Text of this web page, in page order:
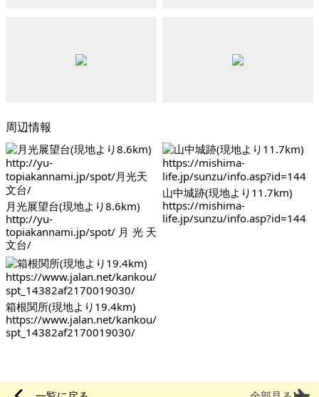
周辺情報
月光展望台(現地より8.6km)
http://yu-
topiakannami.jp/spot/月光天
文台/
山中城跡(現地より11.7km)
https://mishima-
life.jp/sunzu/info.asp?id=144
箱根関所(現地より19.4km)
https://www.jalan.net/kankou/
spt_14382af2170019030/